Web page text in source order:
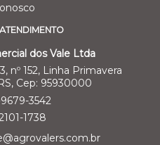
dos Vale Ltda
nº 152, Linha Primavera
Cep: 95930000
3542
1738